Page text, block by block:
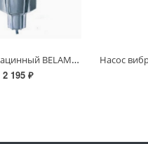
Насос вибрацинный BELAMOS БВ012 10м нижний забор воды/17л.м. Н 70м
2 195 ₽